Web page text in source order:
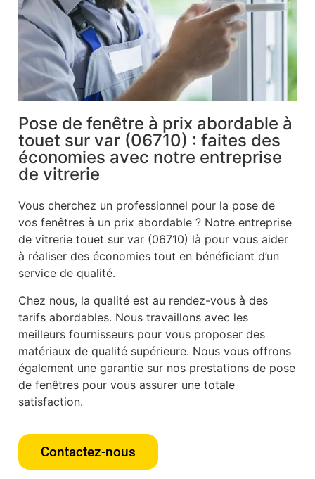
Pose de fenêtre à prix abordable à
touet sur var (06710) : faites des
économies avec notre entreprise
de vitrerie
Vous cherchez un professionnel pour la pose de
vos fenêtres à un prix abordable ? Notre entreprise
de vitrerie touet sur var (06710) là pour vous aider
à réaliser des économies tout en bénéficiant d’un
service de qualité.
Chez nous, la qualité est au rendez-vous à des
tarifs abordables. Nous travaillons avec les
meilleurs fournisseurs pour vous proposer des
matériaux de qualité supérieure. Nous vous offrons
également une garantie sur nos prestations de pose
de fenêtres pour vous assurer une totale
satisfaction.
Contactez-nous